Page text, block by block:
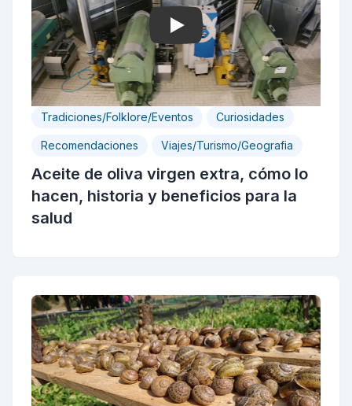
Play
Tradiciones/Folklore/Eventos Curiosidades
Recomendaciones Viajes/Turismo/Geografia
Aceite de oliva virgen extra, cómo lo
hacen, historia y beneficios para la
salud